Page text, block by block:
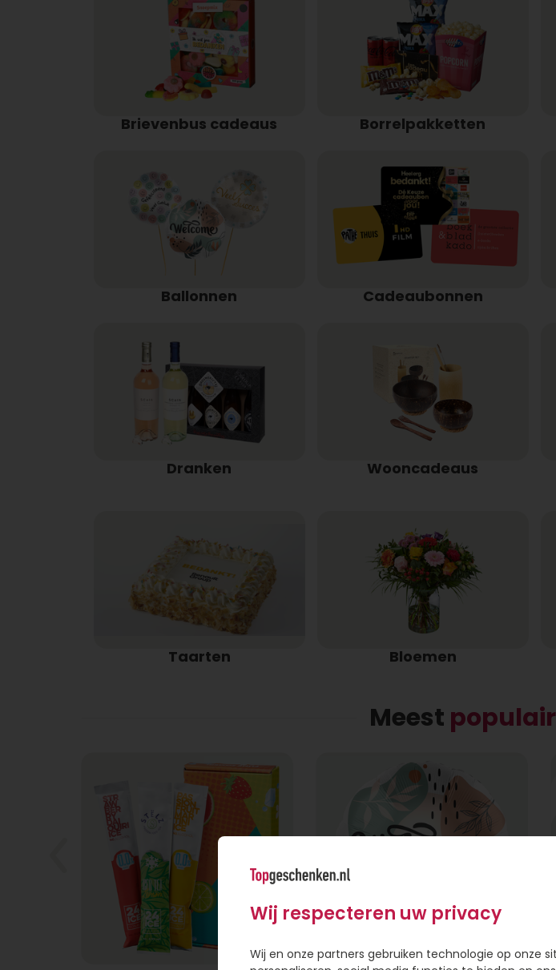
Brievenbus cadeaus Borrelpakketten
Ballonnen Cadeaubonnen
Dranken Wooncadeaus
Taarten Bloemen
Meest
Wij respecteren uw privacy
Wij en onze partners gebruiken technologie op onze